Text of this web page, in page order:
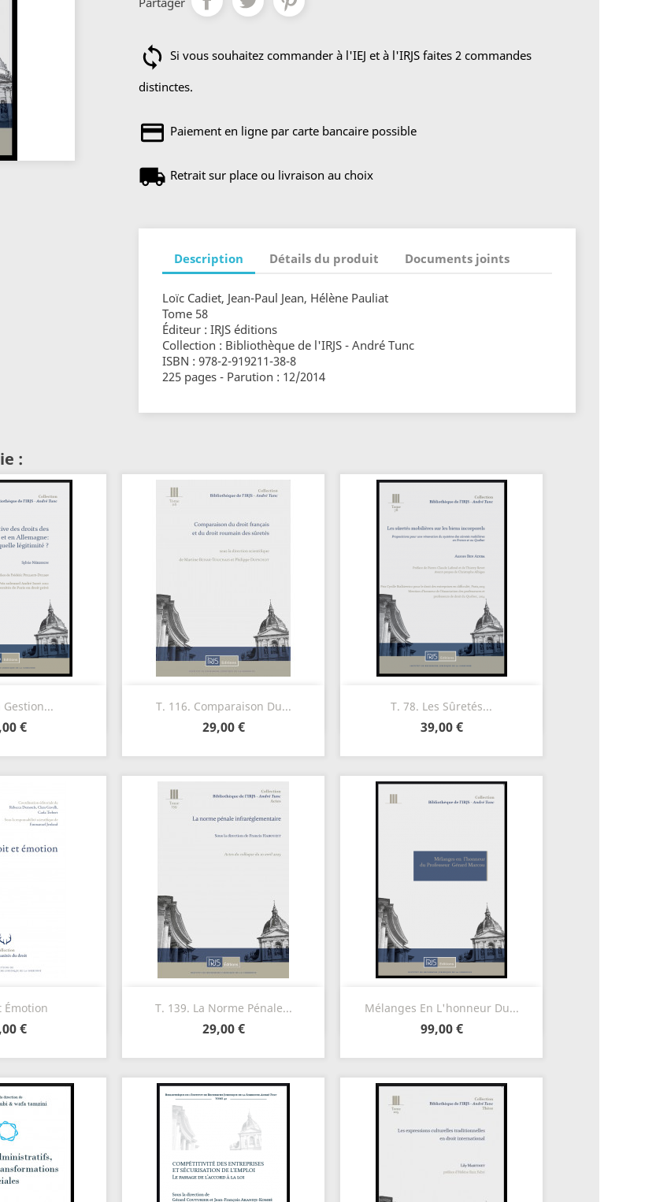
Si vous souhaitez commander à l'IEJ et à l'IRJS faites 2 commandes
distinctes.
Paiement en ligne par carte bancaire possible
Retrait sur place ou livraison au choix
Description Détails du produit Documents joints
Loïc Cadiet, Jean-Paul Jean, Hélène Pauliat
Tome 58
Éditeur : IRJS éditions
Collection : Bibliothèque de l'IRJS - André Tunc
ISBN : 978-2-919211-38-8
225 pages - Parution : 12/2014
:
Gestion...
€
rapide T. 116. Comparaison Du...
29,00 €
 Aperçu rapide T. 78. Les Sûretés...
39,00 €
Aperçu rapide
Émotion
€
rapide T. 139. La Norme Pénale...
29,00 €
 Aperçu rapide Mélanges En L'honneur Du...
99,00 €
 Aperçu rapide